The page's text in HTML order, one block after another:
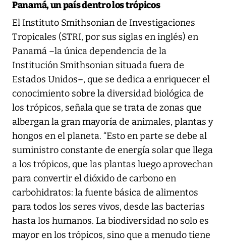
Panamá, un país dentro los trópicos
El Instituto Smithsonian de Investigaciones
Tropicales (STRI, por sus siglas en inglés) en
Panamá –la única dependencia de la
Institución Smithsonian situada fuera de
Estados Unidos–, que se dedica a enriquecer el
conocimiento sobre la diversidad biológica de
los trópicos, señala que se trata de zonas que
albergan la gran mayoría de animales, plantas y
hongos en el planeta. “Esto en parte se debe al
suministro constante de energía solar que llega
a los trópicos, que las plantas luego aprovechan
para convertir el dióxido de carbono en
carbohidratos: la fuente básica de alimentos
para todos los seres vivos, desde las bacterias
hasta los humanos. La biodiversidad no solo es
mayor en los trópicos, sino que a menudo tiene